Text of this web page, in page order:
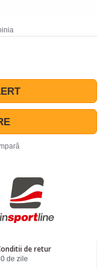
de retur
de zile